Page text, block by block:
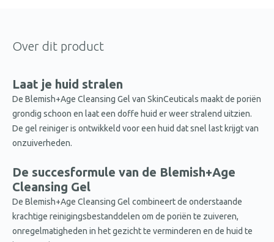
Over dit product
Laat je huid stralen
De Blemish+Age Cleansing Gel van SkinCeuticals maakt de poriën
grondig schoon en laat een doffe huid er weer stralend uitzien.
De gel reiniger is ontwikkeld voor een huid dat snel last krijgt van
onzuiverheden.
De succesformule van de Blemish+Age
Cleansing Gel
De Blemish+Age Cleansing Gel combineert de onderstaande
krachtige reinigingsbestanddelen om de poriën te zuiveren,
onregelmatigheden in het gezicht te verminderen en de huid te